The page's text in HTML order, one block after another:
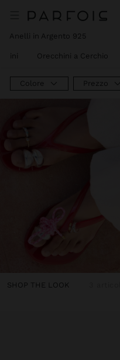
Anelli in Argento 925
Orecchini a Cerchio
Colore Prezzo
SHOP THE LOOK